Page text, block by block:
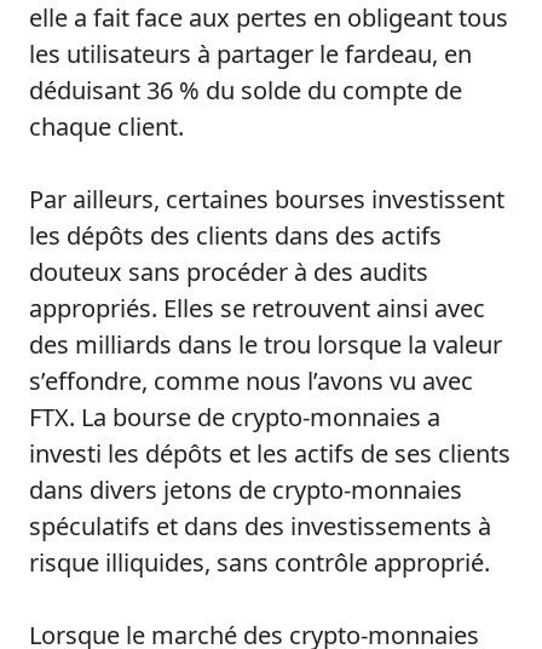
elle a fait face aux pertes en obligeant tous
les utilisateurs à partager le fardeau, en
déduisant 36 % du solde du compte de
chaque client.
Par ailleurs, certaines bourses investissent
les dépôts des clients dans des actifs
douteux sans procéder à des audits
appropriés. Elles se retrouvent ainsi avec
des milliards dans le trou lorsque la valeur
s’effondre, comme nous l’avons vu avec
FTX. La bourse de crypto-monnaies a
investi les dépôts et les actifs de ses clients
dans divers jetons de crypto-monnaies
spéculatifs et dans des investissements à
risque illiquides, sans contrôle approprié.
Lorsque le marché des crypto-monnaies